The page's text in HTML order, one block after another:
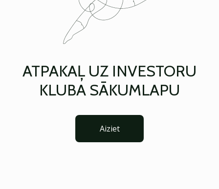
ATPAKAĻ UZ INVESTORU
KLUBA SĀKUMLAPU
Aiziet